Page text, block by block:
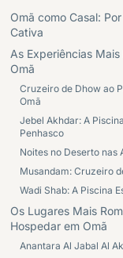
Omã como Casal:
Cativa
As Experiências
Omã
Cruzeiro de Dhow ao
Omã
Jebel Akhdar: A
Penhasco
Noites no Deserto nas
Musandam: Cruzeiro
Wadi Shab: A Piscina
Os Lugares Mais
Hospedar em Omã
Anantara Al Jabal Al